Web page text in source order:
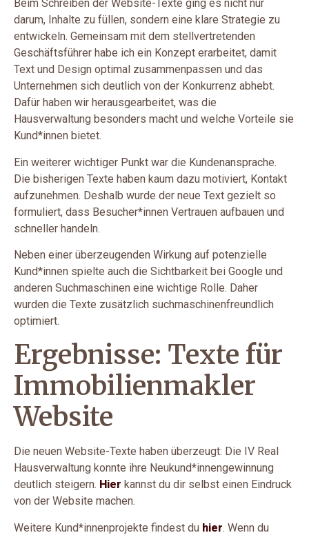
Beim Schreiben der Website-Texte ging es nicht nur
darum, Inhalte zu füllen, sondern eine klare Strategie zu
entwickeln. Gemeinsam mit dem stellvertretenden
Geschäftsführer habe ich ein Konzept erarbeitet, damit
Text und Design optimal zusammenpassen und das
Unternehmen sich deutlich von der Konkurrenz abhebt.
Dafür haben wir herausgearbeitet, was die
Hausverwaltung besonders macht und welche Vorteile sie
Kund*innen bietet.
Ein weiterer wichtiger Punkt war die Kundenansprache.
Die bisherigen Texte haben kaum dazu motiviert, Kontakt
aufzunehmen. Deshalb wurde der neue Text gezielt so
formuliert, dass Besucher*innen Vertrauen aufbauen und
schneller handeln.
Neben einer überzeugenden Wirkung auf potenzielle
Kund*innen spielte auch die Sichtbarkeit bei Google und
anderen Suchmaschinen eine wichtige Rolle. Daher
wurden die Texte zusätzlich suchmaschinenfreundlich
optimiert.
Ergebnisse: Texte für
Immobilienmakler
Website
Die neuen Website-Texte haben überzeugt: Die IV Real
Hausverwaltung konnte ihre Neukund*innengewinnung
deutlich steigern. Hier kannst du dir selbst einen Eindruck
von der Website machen.
Weitere Kund*innenprojekte findest du hier. Wenn du